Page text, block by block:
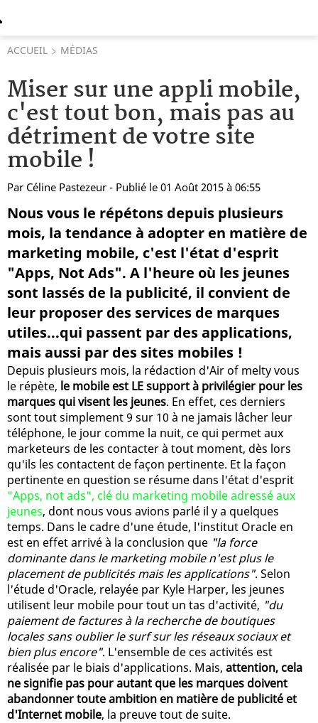
ACCUEIL MÉDIAS
Miser sur une appli mobile,
c'est tout bon, mais pas au
détriment de votre site
mobile !
Par Céline Pastezeur - Publié le 01 Août 2015 à 06:55
Nous vous le répétons depuis plusieurs
mois, la tendance à adopter en matière de
marketing mobile, c'est l'état d'esprit
"Apps, Not Ads". A l'heure où les jeunes
sont lassés de la publicité, il convient de
leur proposer des services de marques
utiles...qui passent par des applications,
mais aussi par des sites mobiles !
Depuis plusieurs mois, la rédaction d'Air of melty vous
le répète, le mobile est LE support à privilégier pour les
marques qui visent les jeunes. En effet, ces derniers
sont tout simplement 9 sur 10 à ne jamais lâcher leur
téléphone, le jour comme la nuit, ce qui permet aux
marketeurs de les contacter à tout moment, dès lors
qu'ils les contactent de façon pertinente. Et la façon
pertinente en question se résume dans l'état d'esprit
"Apps, not ads", clé du marketing mobile adressé aux
jeunes, dont nous vous avions parlé il y a quelques
temps. Dans le cadre d'une étude, l'institut Oracle en
est en effet arrivé à la conclusion que "la force
dominante dans le marketing mobile n'est plus le
placement de publicités mais les applications". Selon
l'étude d'Oracle, relayée par Kyle Harper, les jeunes
utilisent leur mobile pour tout un tas d'activité, "du
paiement de factures à la recherche de boutiques
locales sans oublier le surf sur les réseaux sociaux et
bien plus encore". L'ensemble de ces activités est
réalisée par le biais d'applications. Mais, attention, cela
ne signifie pas pour autant que les marques doivent
abandonner toute ambition en matière de publicité et
d'Internet mobile, la preuve tout de suite.